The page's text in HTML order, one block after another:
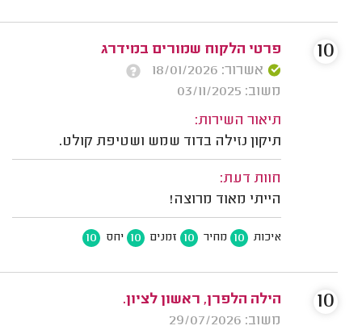
פרטי הלקוח שמורים במידרג
אשרור: 18/01/2026
משוב: 03/11/2025
תיאור השירות:
תיקון נזילה בדוד שמש ושטיפת קולט.
חוות דעת:
הייתי מאוד מרוצה!
איכות 10 מחיר 10 זמנים 10 יחס 10
10
הילה הלפרן, ראשון לציון.
משוב: 29/07/2026
10